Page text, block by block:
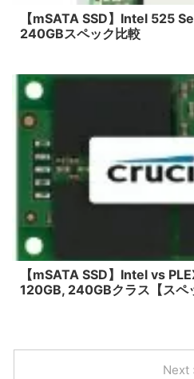
【mSATA SSD】Intel 525
240GBスペック比較
【mSATA SSD】Intel vs
120GB, 240GBクラス【スペ
Next